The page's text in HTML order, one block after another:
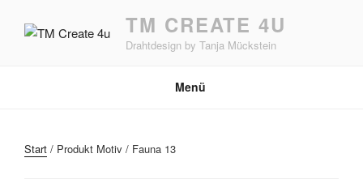
Inhalt
TM CREATE 4U
Drahtdesign by Tanja Mückstein
Menü
Start / Produkt Motiv / Fauna 13